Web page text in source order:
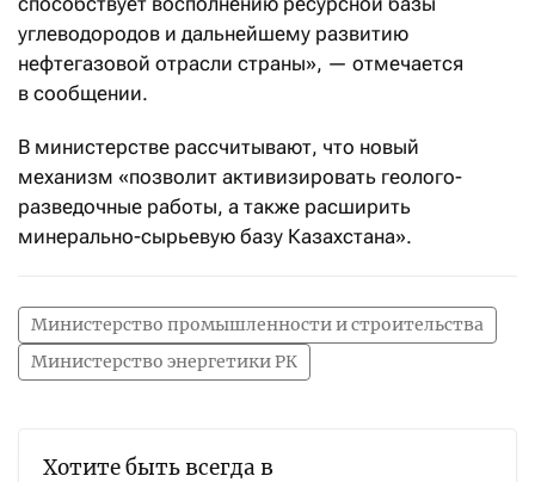
углеводородов и дальнейшему развитию
нефтегазовой отрасли страны», — отмечается
в сообщении.
В министерстве рассчитывают, что новый
механизм «позволит активизировать геолого-
разведочные работы, а также расширить
минерально-сырьевую базу Казахстана».
Министерство промышленности и строительства
Министерство энергетики РК
Хотите быть всегда в